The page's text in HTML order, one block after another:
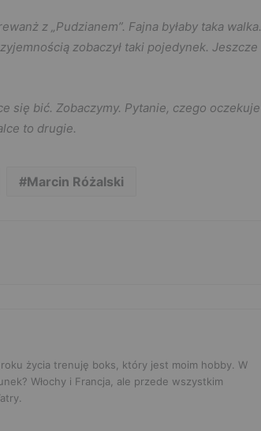
z „Pudzianem”. Fajna byłaby taka walka.
zobaczył taki pojedynek. Jeszcze
się bić. Zobaczymy. Pytanie, czego oczekuje
to drugie.
Marcin Różalski
życia trenuję boks, który jest moim hobby. W
Włochy i Francja, ale przede wszystkim